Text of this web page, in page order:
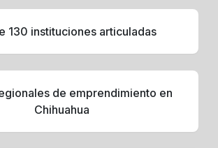
130 instituciones articuladas
de emprendimiento en
Chihuahua